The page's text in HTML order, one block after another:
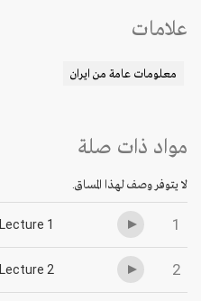
علامات
معلومات عامة من ايران
مواد ذات صلة
لا يتوفر وصف لهذا المساق.
1
Lecture 1
2
Lecture 2